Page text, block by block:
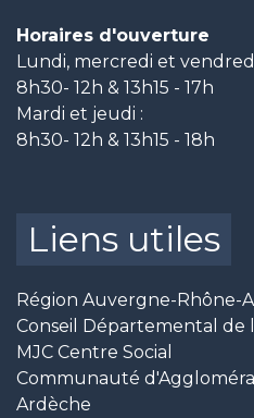
Horaires d'ouverture
Lundi, mercredi et
8h30- 12h & 13h15 - 17h
Mardi et jeudi :
8h30- 12h & 13h15 - 18h
Liens utiles
Région Auvergne-Rhône-
Conseil Départemental de
MJC Centre Social
Communauté
Ardèche